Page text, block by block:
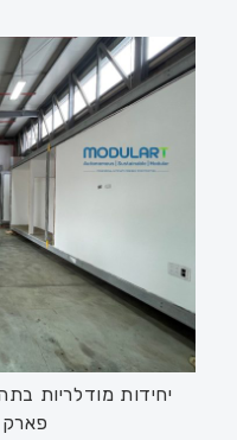
יחידות מודלריות